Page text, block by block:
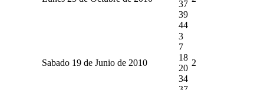
37
39
44
Sabado 19 de Junio de 2010
3
7
18
20
34
2